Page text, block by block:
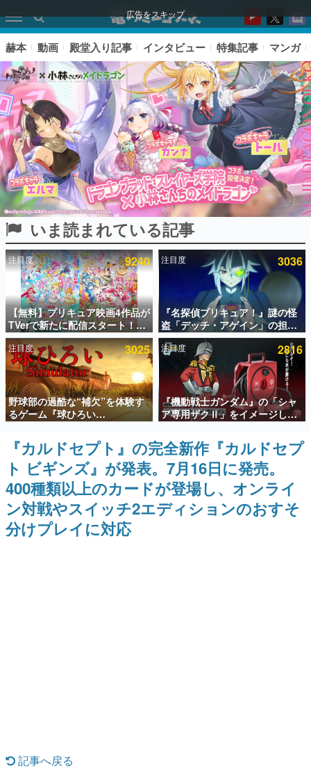
広告をスキップ
ピックアップ
電ファミのいま読まれている記事ランキング
アプリセール情報
インタビュー
連載・特集一覧
殿堂入り記事
SNS拡散数が数千以上！ ページビュー数万以上！ などな
ど。多くの人々に読まれた、電ファミ渾身の“殿堂入り”記
事をまとめました。
ゲームの企画書
名作ゲームクリエイターの方々に製作時のエピソードをお
聞きし、ヒットする企画（ゲーム）とは何か？を探ってい
きます。
赫本
この物語を解いてはいけない。『赫本』は、〈試験問題〉
の形をした短編ホラー小説集です。
赫本 動画 殿堂入り記事 インタビュー 特集記事 マンガ
いま読まれている記事
注目度 9240
【無料】プリキュア映画4作品が
TVerで新たに配信スタート！な
んと2018年～2024年の映画ほぼ
すべてが見放題に、ぶっちゃけ
ありえないラインナップ
注目度 3036
『名探偵プリキュア！』謎の怪
盗「デッチ・アゲイン」の担当
キャストは天﨑滉平さんと判
明。『Re:ゼロから始める異世
界生活』オットー役、『ヒプノ
シスマイク』山田三郎役など
注目度 3025
野球部の過酷な“補欠”を体験す
るゲーム『球ひろい
Simulator』が「1件」のウィッ
シュリストをもとにチェコ語に
対応しSNSで話題に。『キング
ダム・カム』開発元やチェコの
プロ野球選手から称賛の声
注目度 2816
『機動戦士ガンダム』の「シャ
ア専用ザクⅡ」をイメージした
散水ホースリールが予約開始。
本体にはシャアのパーソナルマ
ークやジオン公国軍のエンブレ
ム、型式番号などを配置
『カルドセプト』の完全新作『カルドセプ
ト ビギンズ』が発表。7月16日に発売。
400種類以上のカードが登場し、オンライ
ン対戦やスイッチ2エディションのおすそ
分けプレイに対応
記事へ戻る